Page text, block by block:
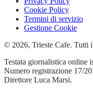
Cookie Policy
Termini di servizio
Gestione Cookie
© 2026, Trieste Cafe. Tutti
Testata giornalistica online
Numero registrazione 17/
Direttore Luca Marsi.